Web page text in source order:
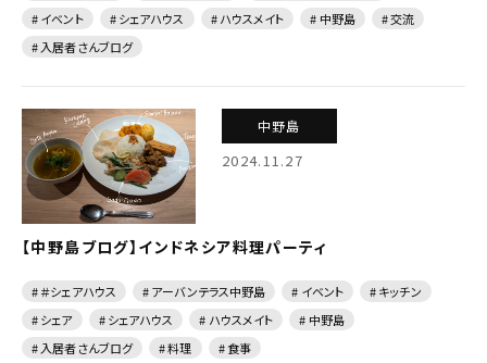
# イベント
# シェアハウス # ハウスメイト # 中野島
# 交流
# 入居者さんブログ
中野島
2024.11.27
【中野島ブログ】インドネシア料理パーティ
# ＃シェアハウス # アーバンテラス中野島 # イベント
# キッチン
# シェア
# シェアハウス # ハウスメイト
# 中野島
# 入居者さんブログ
# 料理 # 食事